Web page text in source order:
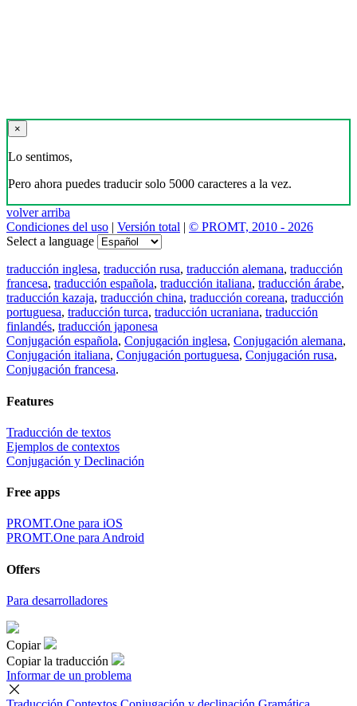
×
Lo sentimos,
Pero ahora puedes traducir solo 5000 caracteres a la vez.
volver arriba
Condiciones del uso | Versión total | © PROMT, 2010 - 2026
Select a language
traducción inglesa, traducción rusa, traducción alemana, traducción
francesa, traducción española, traducción italiana, traducción árabe,
traducción kazaja, traducción china, traducción coreana, traducción
portuguesa, traducción turca, traducción ucraniana, traducción
finlandés, traducción japonesa
Conjugación española, Conjugación inglesa, Conjugación alemana,
Conjugación italiana, Conjugación portuguesa, Conjugación rusa,
Conjugación francesa.
Features
Traducción de textos
Ejemplos de contextos
Conjugación y Declinación
Free apps
PROMT.One para iOS
PROMT.One para Android
Offers
Para desarrolladores
Copiar
Copiar la traducción
Informar de un problema